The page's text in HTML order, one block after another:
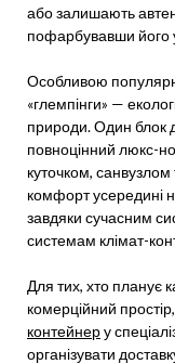
або залишають
пофарбувавши його у
Особливою
«глемпінги» —
природи. Один блок
повноцінний люкс-
куточком,
комфорт усередині
завдяки сучасним
системам клімат-
Для тих, хто планує
комерційний
контейнеру
організувати